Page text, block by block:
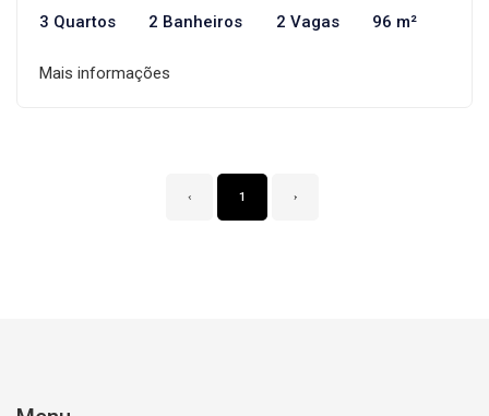
3 Quartos 2 Banheiros 2 Vagas 96 m²
Mais informações
‹ 1 ›